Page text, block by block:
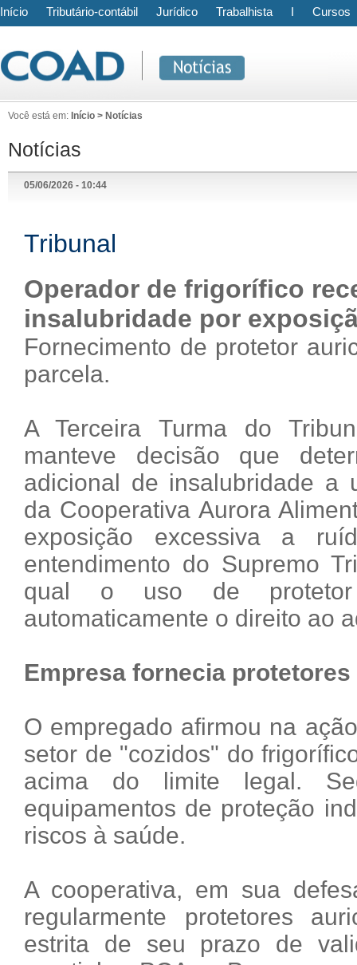
Início Tributário-contábil Jurídico Trabalhista I Cursos
Você está em: Início > Notícias
Notícias
05/06/2026 - 10:44
Tribunal
Operador de frigorífico
insalubridade por
Fornecimento de protetor
parcela.
A Terceira Turma do
manteve decisão que
adicional de insalubridade a
da Cooperativa Aurora
exposição excessiva a
entendimento do Supremo
qual o uso de protetor
automaticamente o direito ao
Empresa fornecia
O empregado afirmou na
setor de "cozidos" do
acima do limite legal.
equipamentos de proteção
riscos à saúde.
A cooperativa, em sua
regularmente protetores
estrita de seu prazo de